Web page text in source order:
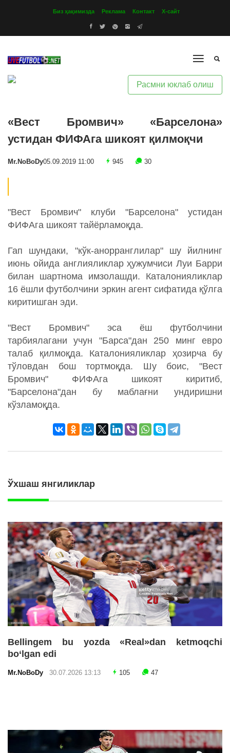
Биз ҳақимизда Реклама Контакт Х-сайт
Расмни юклаб олиш
«Вест Бромвич» «Барселона»
устидан ФИФАга шикоят қилмоқчи
Mr.NoBoDy05.09.2019 11:00 945 30
"Вест Бромвич" клуби "Барселона" устидан
ФИФАга шикоят тайёрламоқда.
Гап шундаки, "кўк-анорранглилар" шу йилнинг
июнь ойида англияликлар ҳужумчиси Луи Барри
билан шартнома имзолашди. Каталонияликлар
16 ёшли футболчини эркин агент сифатида қўлга
киритишган эди.
"Вест Бромвич" эса ёш футболчини
тарбиялагани учун "Барса"дан 250 минг евро
талаб қилмоқда. Каталонияликлар ҳозирча бу
тўловдан бош тортмоқда. Шу боис, "Вест
Бромвич" ФИФАга шикоят киритиб,
"Барселона"дан бу маблағни ундиришни
кўзламоқда.
Ўхшаш янгиликлар
Bellingem bu yozda «Real»dan ketmoqchi
bo‘lgan edi
Mr.NoBoDy 30.07.2026 13:13 105 47